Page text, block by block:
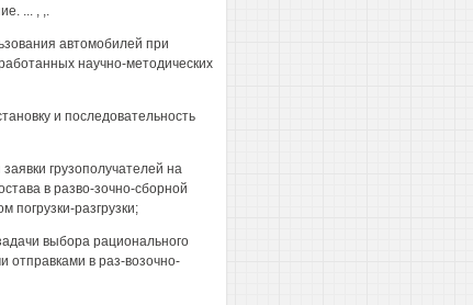
... , ,.
автомобилей при
научно-методических
и последовательность
грузополучателей на
в разво-зочно-сборной
погрузки-разгрузки;
выбора рационального
отправками в раз-возочно-